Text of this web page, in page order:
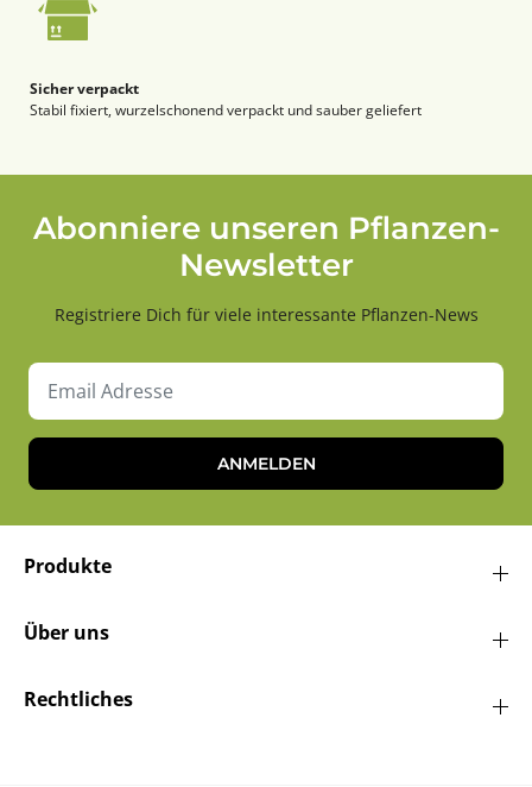
Sicher verpackt
Stabil fixiert, wurzelschonend verpackt und sauber geliefert
Abonniere unseren Pflanzen-
Newsletter
Registriere Dich für viele interessante Pflanzen-News
ANMELDEN
Produkte
Über uns
Rechtliches